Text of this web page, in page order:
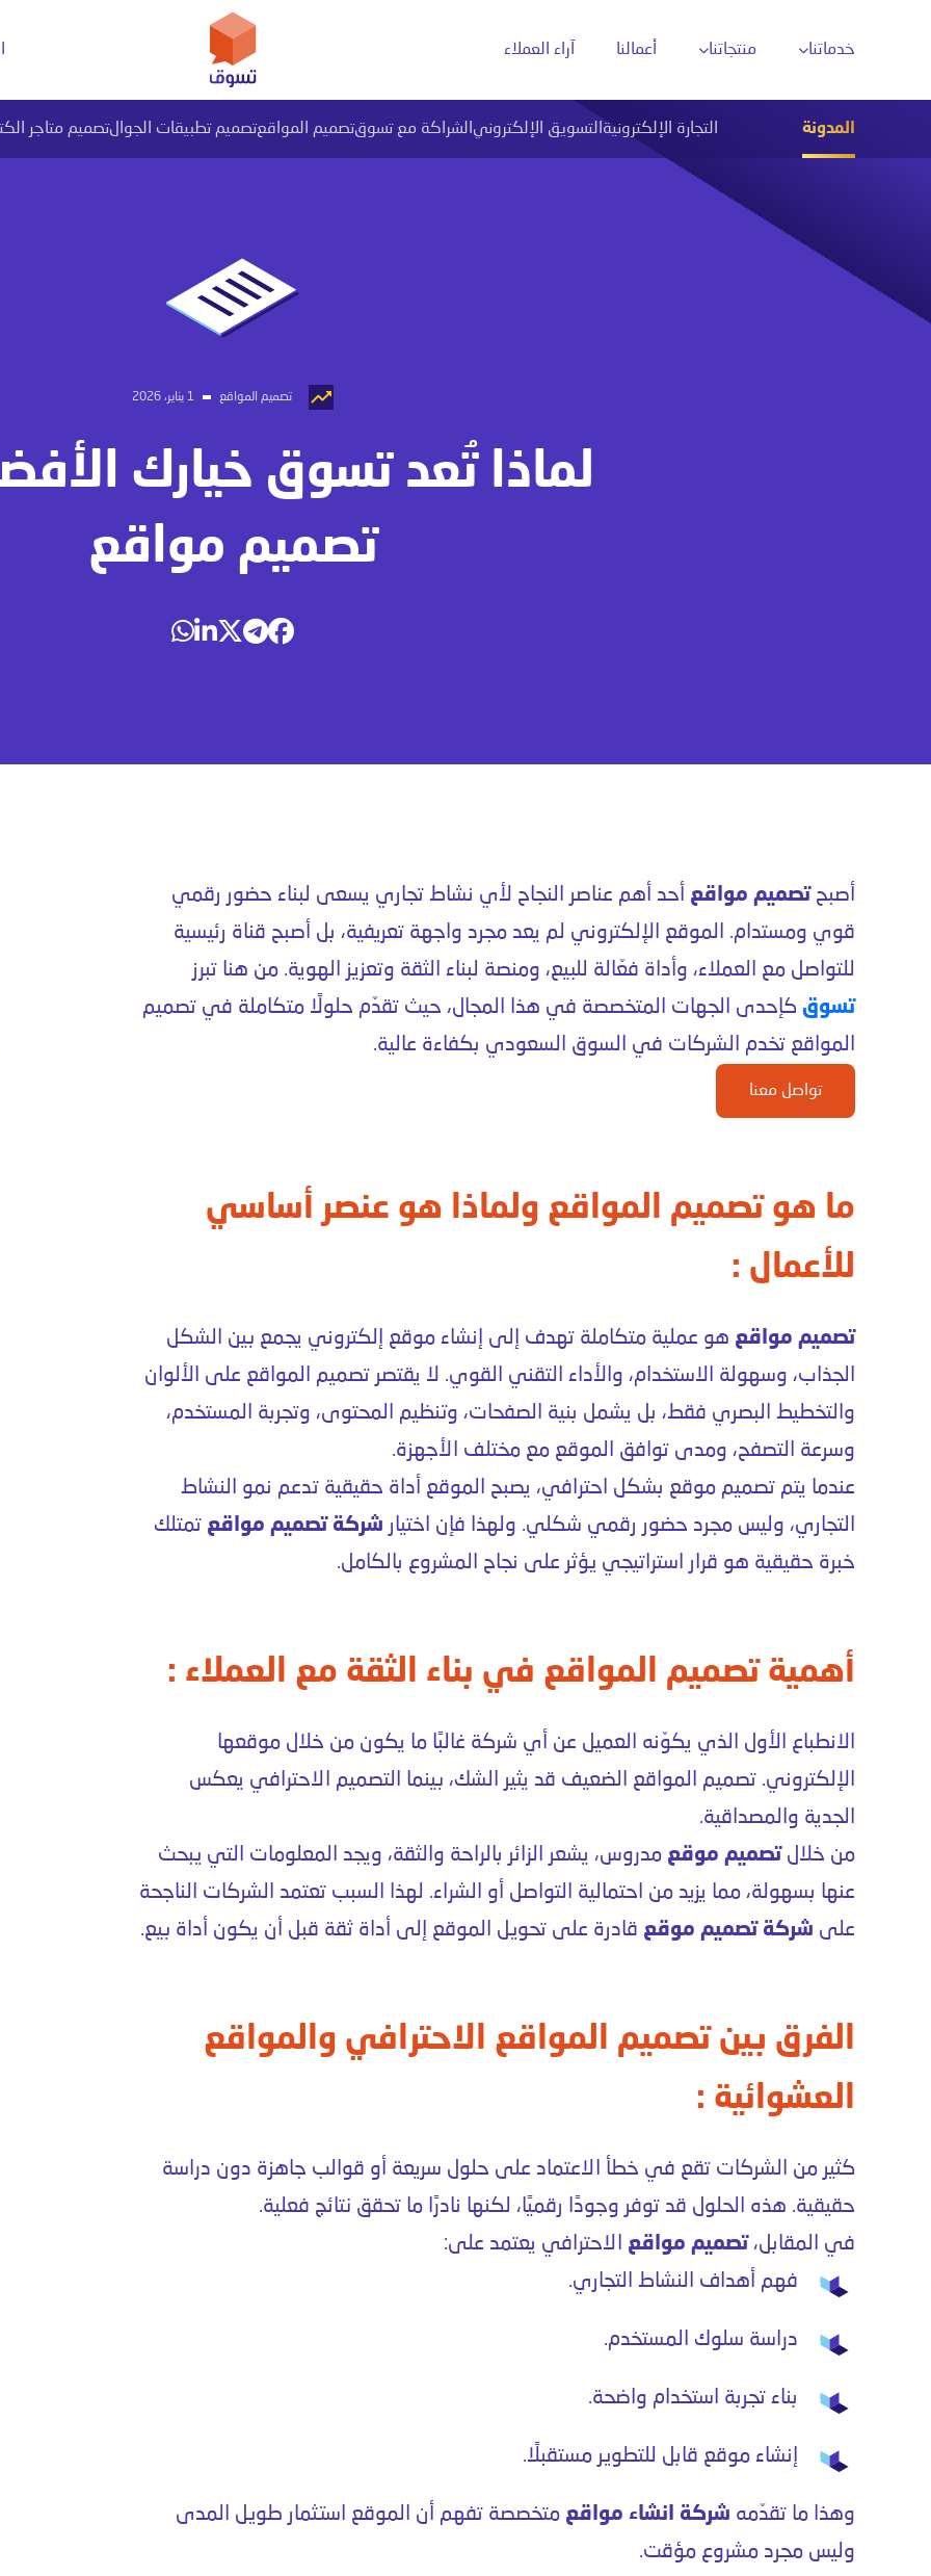
خدماتنا
خرائط جوجل
منتجاتنا أعمالنا آراء العملاء
المدونة التجارة الإلكترونية التسويق الإلكتروني الشراكة مع تسوقتصميم المواقعتصميم تطبيقات الجوالتصميم متاجر
تصميم المواقع 1 يناير، 2026
لماذا تُعد تسوق خيارك
تصميم مواقع
أصبحتصميم مواقع أحد أهم عناصر النجاح لأي نشاط تجاري يسعى لبناء حضور رقمي
قوي ومستدام. الموقع الإلكتروني لم يعد مجرد واجهة تعريفية، بل أصبح قناة رئيسية
للتواصل مع العملاء، وأداة فعّالة للبيع، ومنصة لبناء الثقة وتعزيز الهوية. من هنا تبرز
تسوق كإحدى الجهات المتخصصة في هذا المجال، حيث تقدّم حلولًا متكاملة في تصميم
المواقع تخدم الشركات في السوق السعودي بكفاءة عالية.
تواصل معنا
ما هو تصميم المواقع ولماذا هو عنصر أساسي
للأعمال :
تصميم مواقع هو عملية متكاملة تهدف إلى إنشاء موقع إلكتروني يجمع بين الشكل
الجذاب، وسهولة الاستخدام، والأداء التقني القوي. لا يقتصر تصميم المواقع على الألوان
والتخطيط البصري فقط، بل يشمل بنية الصفحات، وتنظيم المحتوى، وتجربة المستخدم،
وسرعة التصفح، ومدى توافق الموقع مع مختلف الأجهزة.
عندما يتم تصميم موقع بشكل احترافي، يصبح الموقع أداة حقيقية تدعم نمو النشاط
التجاري، وليس مجرد حضور رقمي شكلي. ولهذا فإن اختيار شركة تصميم مواقع تمتلك
خبرة حقيقية هو قرار استراتيجي يؤثر على نجاح المشروع بالكامل.
أهمية تصميم المواقع في بناء الثقة مع العملاء :
الانطباع الأول الذي يكوّنه العميل عن أي شركة غالبًا ما يكون من خلال موقعها
الإلكتروني. تصميم المواقع الضعيف قد يثير الشك، بينما التصميم الاحترافي يعكس
الجدية والمصداقية.
من خلالتصميم موقع مدروس، يشعر الزائر بالراحة والثقة، ويجد المعلومات التي يبحث
عنها بسهولة، مما يزيد من احتمالية التواصل أو الشراء. لهذا السبب تعتمد الشركات الناجحة
على شركة تصميم موقع قادرة على تحويل الموقع إلى أداة ثقة قبل أن يكون أداة بيع.
الفرق بين تصميم المواقع الاحترافي والمواقع
العشوائية :
كثير من الشركات تقع في خطأ الاعتماد على حلول سريعة أو قوالب جاهزة دون دراسة
حقيقية. هذه الحلول قد توفر وجودًا رقميًا، لكنها نادرًا ما تحقق نتائج فعلية.
في المقابل،تصميم مواقع الاحترافي يعتمد على:
فهم أهداف النشاط التجاري.
دراسة سلوك المستخدم.
بناء تجربة استخدام واضحة.
إنشاء موقع قابل للتطوير مستقبلًا.
وهذا ما تقدّمه شركة انشاء مواقع متخصصة تفهم أن الموقع استثمار طويل المدى
وليس مجرد مشروع مؤقت.